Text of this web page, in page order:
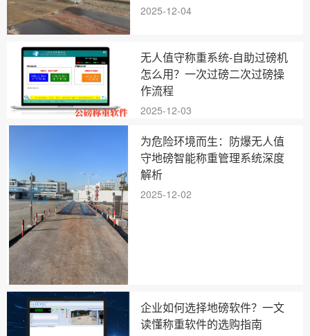
2025-12-04
无人值守称重系统-自助过磅机
怎么用？一次过磅二次过磅操
作流程
2025-12-03
为危险环境而生：防爆无人值
守地磅智能称重管理系统深度
解析
2025-12-02
企业如何选择地磅软件？一文
读懂称重软件的选购指南